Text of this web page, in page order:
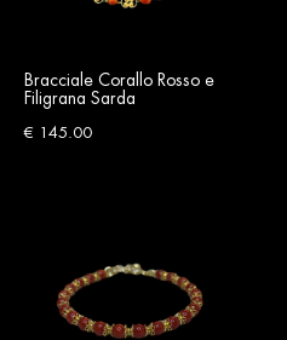
Bracciale Corallo Rosso e
Filigrana Sarda
€ 145.00